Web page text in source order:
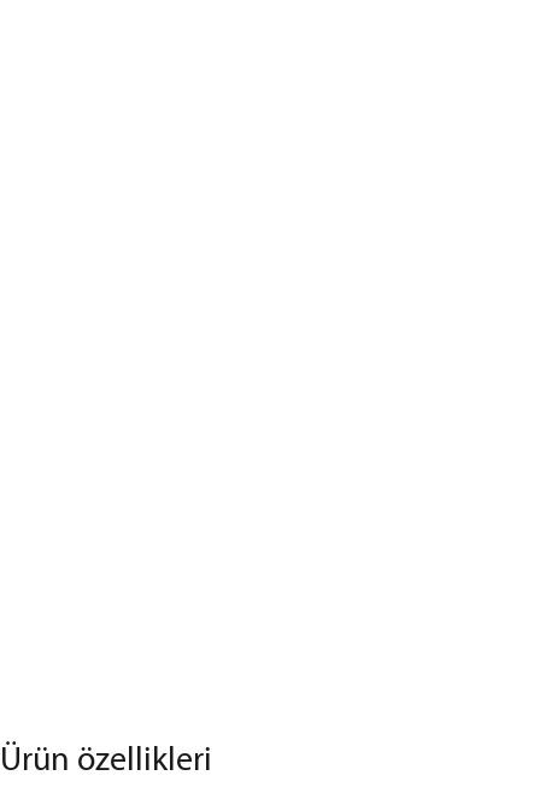
Ürün özellikleri